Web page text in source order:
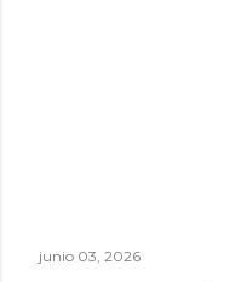
junio 03, 2026